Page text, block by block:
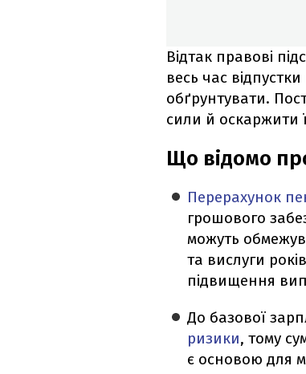
Відтак правові
весь час
обґрунтувати.
сили й оскаржити
Що відомо
Перерахунок
грошового
можуть
та вислуги
підвищення
До базової
ризики, тому
є основою для